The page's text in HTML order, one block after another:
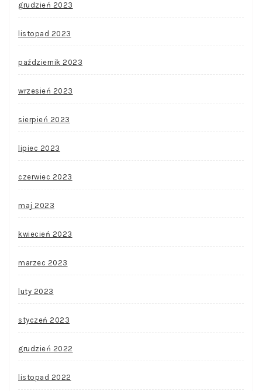
grudzień 2023
listopad 2023
październik 2023
wrzesień 2023
sierpień 2023
lipiec 2023
czerwiec 2023
maj 2023
kwiecień 2023
marzec 2023
luty 2023
styczeń 2023
grudzień 2022
listopad 2022